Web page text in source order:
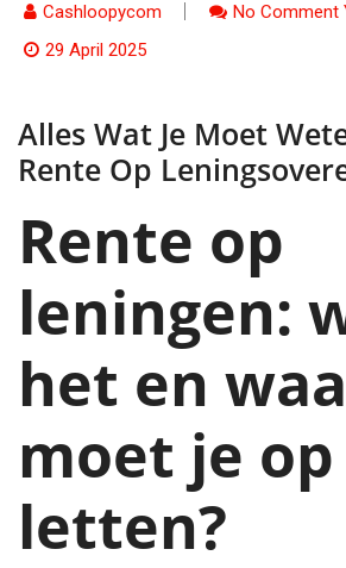
Cashloopycom
No Comment
29 April 2025
Alles Wat Je Moet
Rente Op
Rente op
leningen:
het en
moet je op
letten?